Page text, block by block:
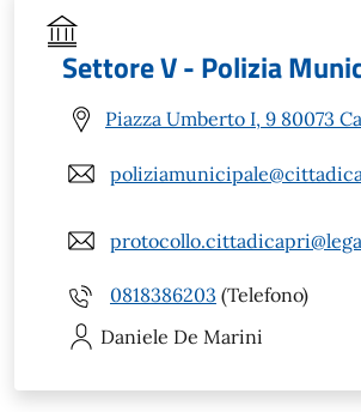
Settore V - Polizia
Piazza Umberto I, 9 80073
0818386203 (Telefono)
Daniele De Marini